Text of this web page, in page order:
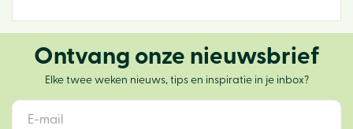
Ontvang onze nieuwsbrief
Elke twee weken nieuws, tips en inspiratie in je inbox?